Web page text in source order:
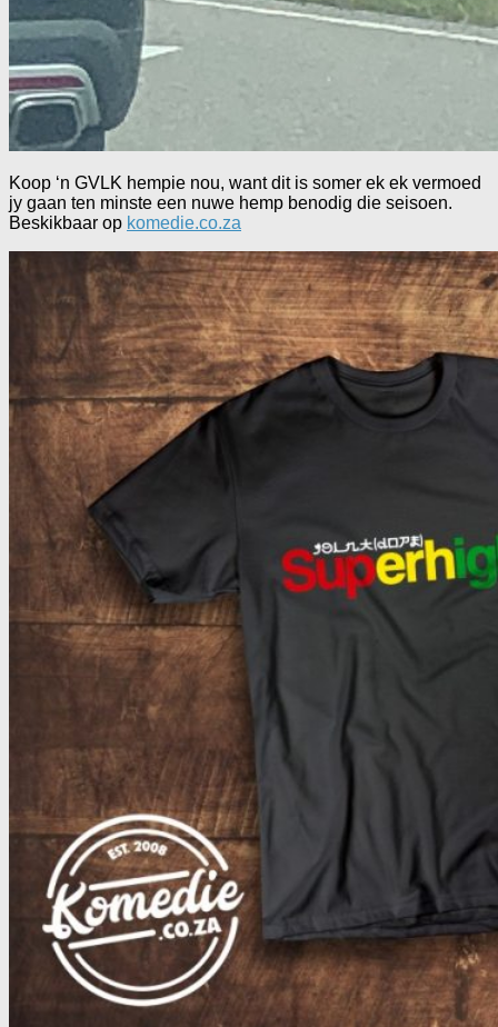
Koop ‘n GVLK hempie nou, want dit is somer ek ek vermoed
jy gaan ten minste een nuwe hemp benodig die seisoen.
Beskikbaar op komedie.co.za